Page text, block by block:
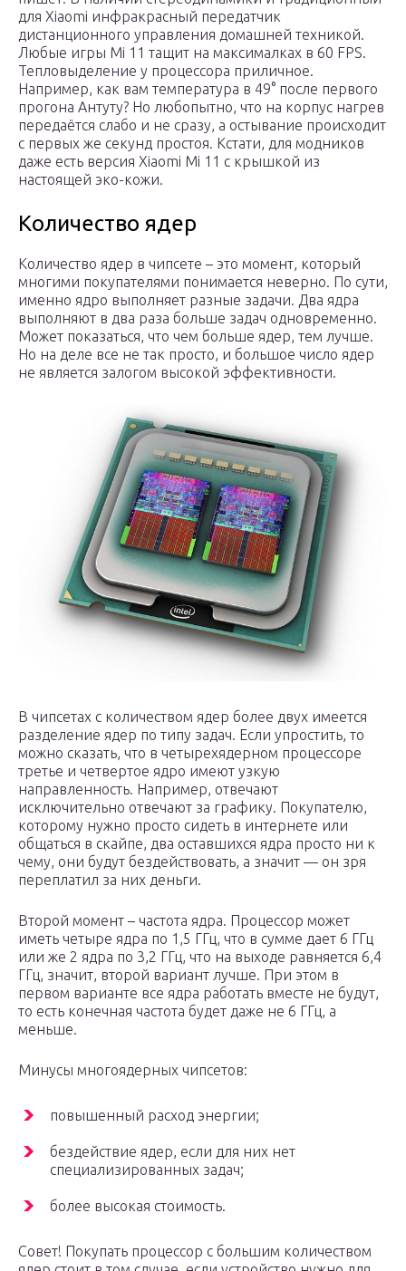
для Xiaomi инфракрасный передатчик
дистанционного управления домашней техникой.
Любые игры Mi 11 тащит на максималках в 60 FPS.
Тепловыделение у процессора приличное.
Например, как вам температура в 49° после первого
прогона Антуту? Но любопытно, что на корпус нагрев
передаётся слабо и не сразу, а остывание происходит
с первых же секунд простоя. Кстати, для модников
даже есть версия Xiaomi Mi 11 с крышкой из
настоящей эко-кожи.
Количество ядер
Количество ядер в чипсете – это момент, который
многими покупателями понимается неверно. По сути,
именно ядро выполняет разные задачи. Два ядра
выполняют в два раза больше задач одновременно.
Может показаться, что чем больше ядер, тем лучше.
Но на деле все не так просто, и большое число ядер
не является залогом высокой эффективности.
В чипсетах с количеством ядер более двух имеется
разделение ядер по типу задач. Если упростить, то
можно сказать, что в четырехядерном процессоре
третье и четвертое ядро имеют узкую
направленность. Например, отвечают
исключительно отвечают за графику. Покупателю,
которому нужно просто сидеть в интернете или
общаться в скайпе, два оставшихся ядра просто ни к
чему, они будут бездействовать, а значит — он зря
переплатил за них деньги.
Второй момент – частота ядра. Процессор может
иметь четыре ядра по 1,5 ГГц, что в сумме дает 6 ГГц
или же 2 ядра по 3,2 ГГц, что на выходе равняется 6,4
ГГц, значит, второй вариант лучше. При этом в
первом варианте все ядра работать вместе не будут,
то есть конечная частота будет даже не 6 ГГц, а
меньше.
Минусы многоядерных чипсетов:
повышенный расход энергии;
бездействие ядер, если для них нет
специализированных задач;
более высокая стоимость.
Совет! Покупать процессор с большим количеством